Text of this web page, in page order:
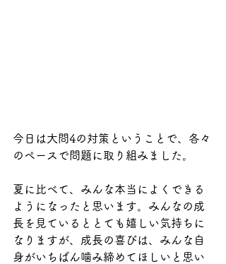
今日は大問4の対策ということで、各々
のペースで問題に取り組みました。
夏に比べて、みんな本当によくできる
ようになったと思います。みんなの成
長を見ているととても嬉しい気持ちに
なりますが、成長の喜びは、みんな自
身がいちばん噛み締めてほしいと思い